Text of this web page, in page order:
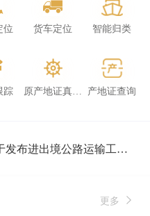
位 货车定位 智能归类
踪 原产地证真伪查询 产地证查询
路运输工具货运舱单电子传输报文格式V1.1的公告
万？编码 被罚怎么办？ hs编码归类查询怎么做？
更多